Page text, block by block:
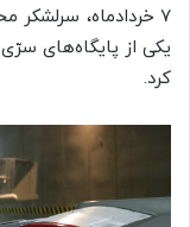
۷ خردادماه، سرلشکر محمد باقری رئیس
یکی از پایگاه‌های سرّی
کرد.